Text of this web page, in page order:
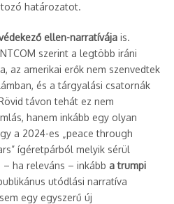
határozatot.
ellen-narratívája is.
szerint a legtöbb iráni
az amerikai erők nem szenvedtek
és a tárgyalási csatornák
távon tehát ez nem
hanem inkább egy olyan
a 2024-es „peace through
ígéretpárból melyik sérül
ha releváns – inkább a trumpi
utódlási narratíva
egy egyszerű új